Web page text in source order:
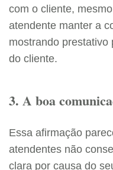
com o cliente,
atendente manter a
mostrando prestativo
do cliente.
3. A boa
Essa afirmação
atendentes não
clara por causa do